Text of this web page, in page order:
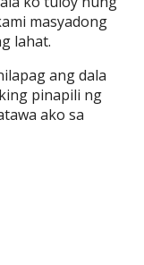
masyadong
lahat.
ang dala
pinapili ng
ako sa